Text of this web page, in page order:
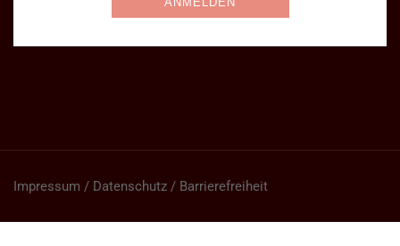
Impressum / Datenschutz / Barrierefreiheit